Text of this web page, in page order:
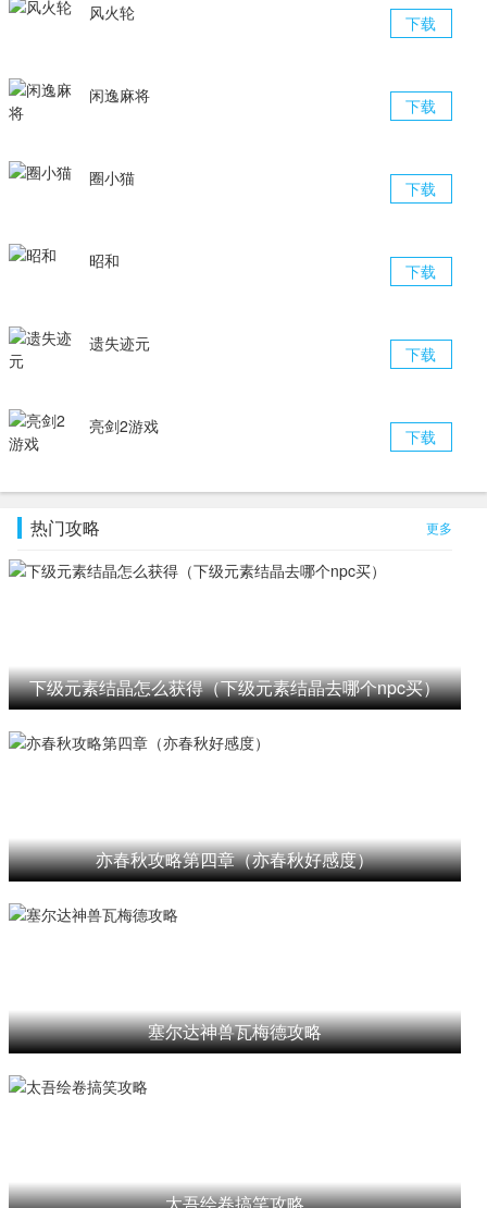
下载
风火轮
下载
闲逸麻将
下载
圈小猫
下载
昭和
下载
遗失迹元
下载
亮剑2游戏
热门攻略 更多
下级元素结晶怎么获得（下级元素结晶去哪个npc买）
亦春秋攻略第四章（亦春秋好感度）
塞尔达神兽瓦梅德攻略